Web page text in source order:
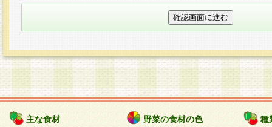
きるものとします。改定後の本規約等は、本規約
に掲示したときに、その 他の諸規定については
てその効力を生じるものとします。
4.本規約は、会員登録希望者による会員登録手続
の当社による会員登録の承認が完了した時点で会
たものとみなされ、会員に対して適用されるもの
主な食材 野菜の食材の色 種